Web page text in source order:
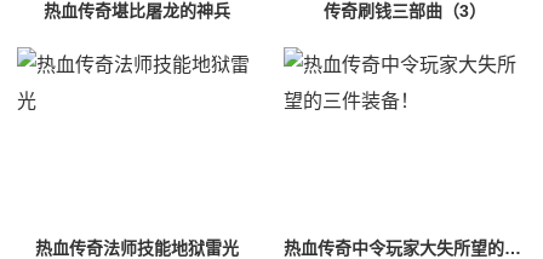
热血传奇堪比屠龙的神兵 传奇刷钱三部曲（3）
热血传奇法师技能地狱雷光 热血传奇中令玩家大失所望的三件装备！